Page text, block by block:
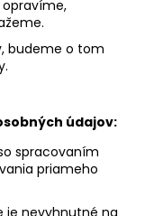
budeme o tom
údajov:
spracovaním
priameho
je nevyhnutné na